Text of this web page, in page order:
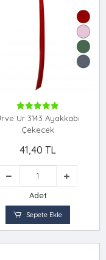
Ur 3143 Ayakkabi
Çekecek
41,40 TL
Adet
Sepete Ekle